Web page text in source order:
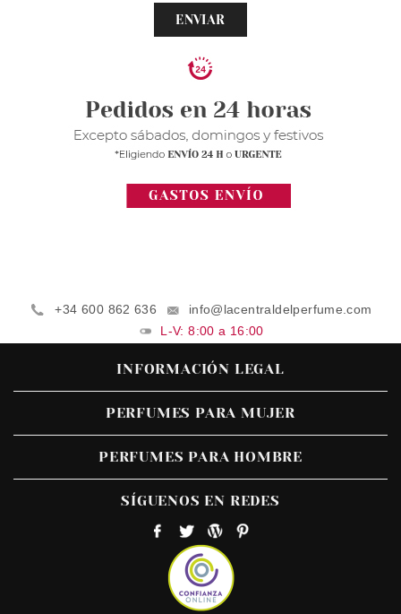
ENVIAR
+34 600 862 636
info@lacentraldelperfume.com
L-V: 8:00 a 16:00
INFORMACIÓN LEGAL
PERFUMES PARA MUJER
PERFUMES PARA HOMBRE
SÍGUENOS EN REDES